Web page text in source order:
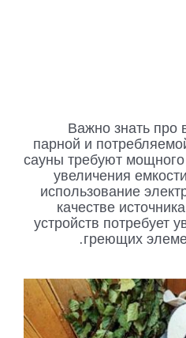
Важно знать про
парной и
сауны требуют
увеличения
использование
качестве
устройств потребует
греющих